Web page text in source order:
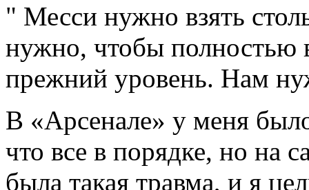
" Месси нужно взять
нужно, чтобы полностью
прежний уровень. Нам
В «Арсенале» у меня
что все в порядке, но на
была такая травма, и я